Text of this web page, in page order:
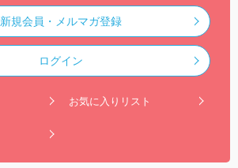
新規会員・メルマガ登録
ログイン
お気に入りリスト